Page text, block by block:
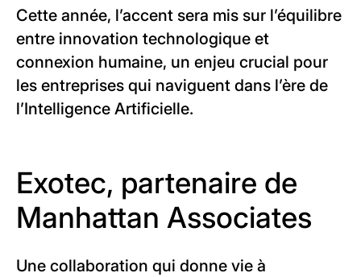
Cette année, l’accent sera mis sur l’équilibre
entre innovation technologique et
connexion humaine, un enjeu crucial pour
les entreprises qui naviguent dans l’ère de
l’Intelligence Artificielle.
Exotec, partenaire de
Manhattan Associates
Une collaboration qui donne vie à